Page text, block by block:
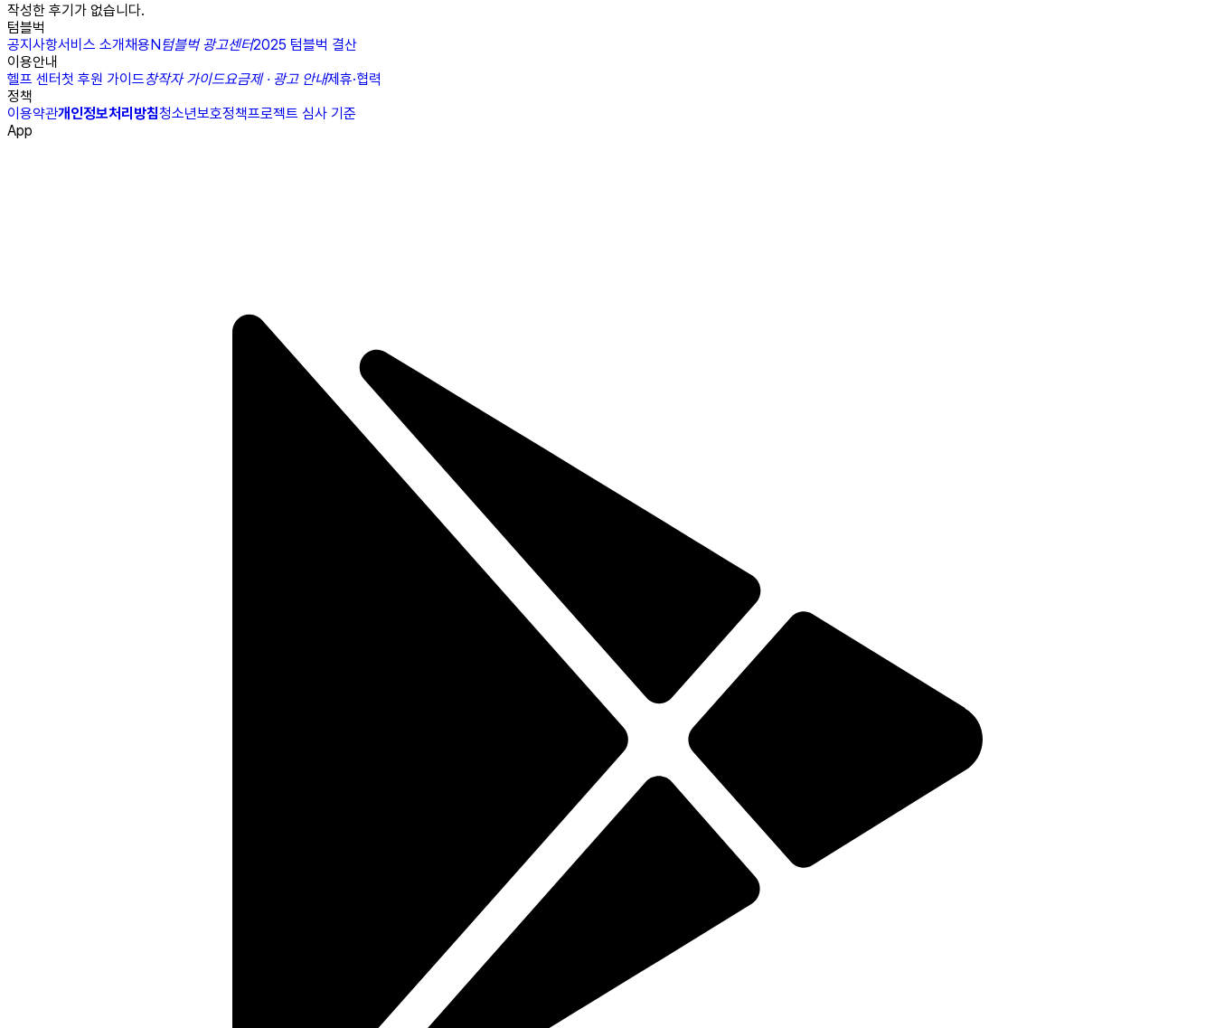
작성한 후기가 없습니다.
텀블벅
공지사항서비스 소개채용N텀블벅 광고센터2025 텀블벅 결산
이용안내
헬프 센터첫 후원 가이드창작자 가이드요금제 · 광고 안내제휴·협력
정책
이용약관개인정보처리방침청소년보호정책프로젝트 심사 기준
App